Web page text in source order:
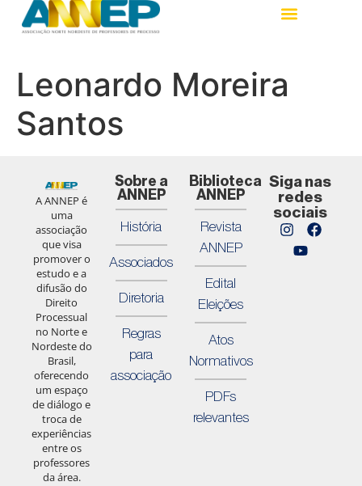
Leonardo Moreira
Santos
A ANNEP é
uma
associação
que visa
promover o
estudo e a
difusão do
Direito
Processual
no Norte e
Nordeste do
Brasil,
oferecendo
um espaço
de diálogo e
troca de
experiências
entre os
professores
da área.
Sobre a
ANNEP
História
Associados
Diretoria
Regras
para
associação
Biblioteca
ANNEP
Revista
ANNEP
Edital
Eleições
Atos
Normativos
PDFs
relevantes
Siga nas
redes
sociais